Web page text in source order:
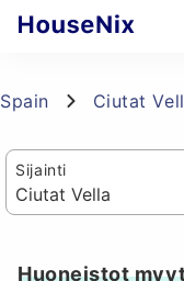
Spain Ciutat
Sijainti
Huoneistot